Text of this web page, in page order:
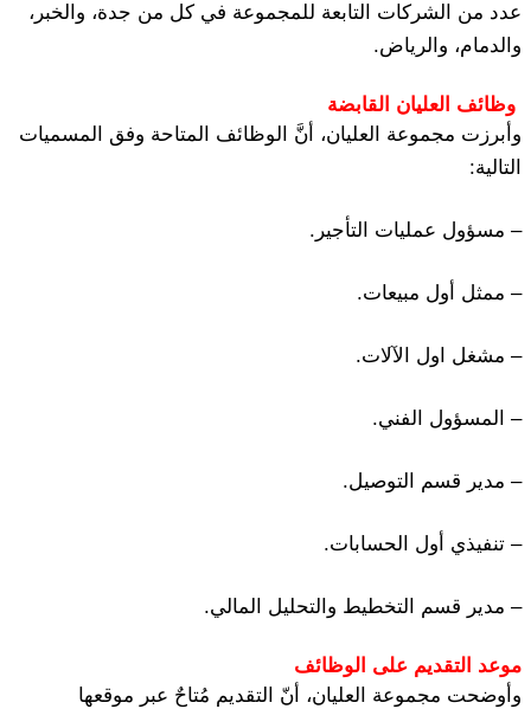
عدد من الشركات التابعة للمجموعة في كل من جدة، والخبر،
والدمام، والرياض.
وظائف العليان القابضة
وأبرزت مجموعة العليان، أنَّ الوظائف المتاحة وفق المسميات
التالية:
– مسؤول عمليات التأجير.
– ممثل أول مبيعات.
– مشغل اول الآلات.
– المسؤول الفني.
– مدير قسم التوصيل.
– تنفيذي أول الحسابات.
– مدير قسم التخطيط والتحليل المالي.
موعد التقديم على الوظائف
وأوضحت مجموعة العليان، أنّ التقديم مُتاحٌ عبر موقعها